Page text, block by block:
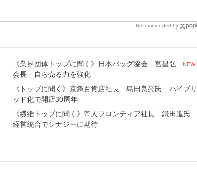
Recommended by
《業界団体トップに聞く》日本バッグ協会 宮昌弘
会長 自ら売る力を強化
NEW!
《トップに聞く》京急百貨店社長 島田良亮氏 ハイブリ
ッド化で開店30周年
《繊維トップに聞く》帝人フロンティア社長 鎌田進氏
経営統合でシナジーに期待